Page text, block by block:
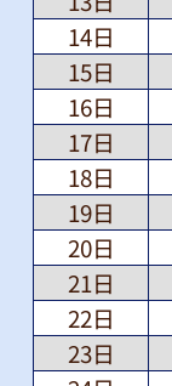
14日
15日
16日
17日
18日
19日
20日
21日
22日
23日